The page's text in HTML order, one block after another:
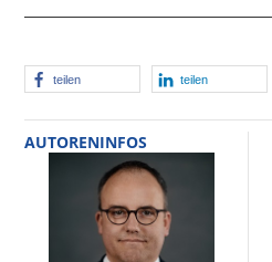
teilen teilen
AUTORENINFOS